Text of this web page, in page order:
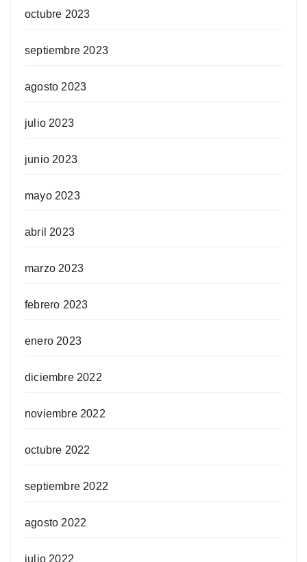
octubre 2023
septiembre 2023
agosto 2023
julio 2023
junio 2023
mayo 2023
abril 2023
marzo 2023
febrero 2023
enero 2023
diciembre 2022
noviembre 2022
octubre 2022
septiembre 2022
agosto 2022
julio 2022